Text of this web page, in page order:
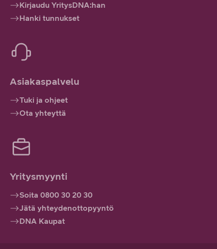
Kirjaudu YritysDNA:han
Hanki tunnukset
Asiakaspalvelu
Tuki ja ohjeet
Ota yhteyttä
Yritysmyynti
Soita 0800 30 20 30
Jätä yhteydenottopyyntö
DNA Kaupat